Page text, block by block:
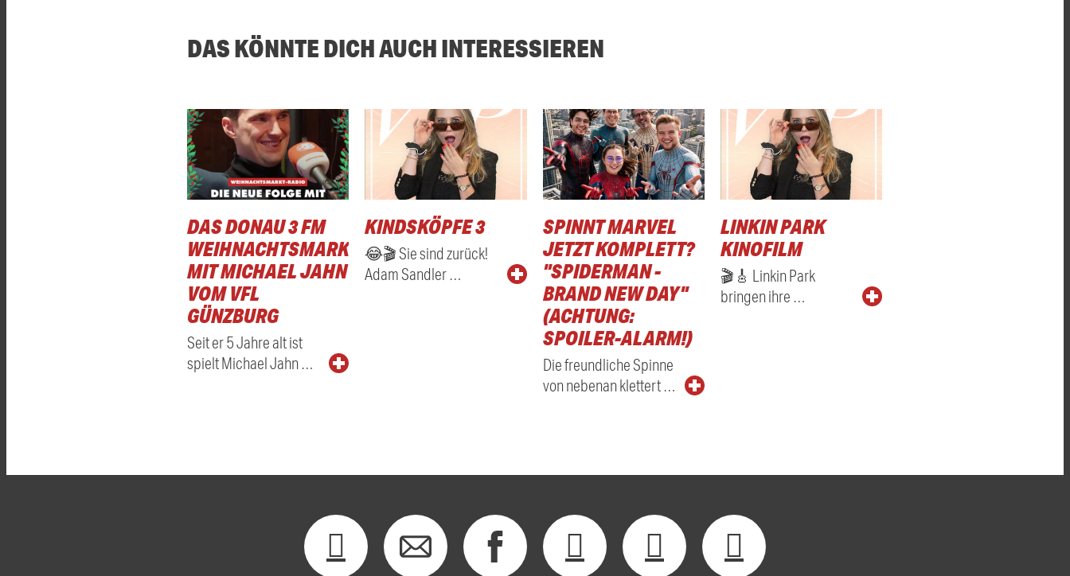
DAS KÖNNTE DICH AUCH INTERESSIEREN
DAS DONAU 3 FM
WEIHNACHTSMARKTRADIO
MIT MICHAEL JAHN
VOM VFL
GÜNZBURG
Seit er 5 Jahre alt ist
spielt Michael Jahn …
KINDSKÖPFE 3
😂🎬 Sie sind zurück!
Adam Sandler …
SPINNT MARVEL
JETZT KOMPLETT?
"SPIDERMAN -
BRAND NEW DAY"
(ACHTUNG:
SPOILER-ALARM!)
Die freundliche Spinne
von nebenan klettert …
LINKIN PARK
KINOFILM
🎬🎸 Linkin Park
bringen ihre …